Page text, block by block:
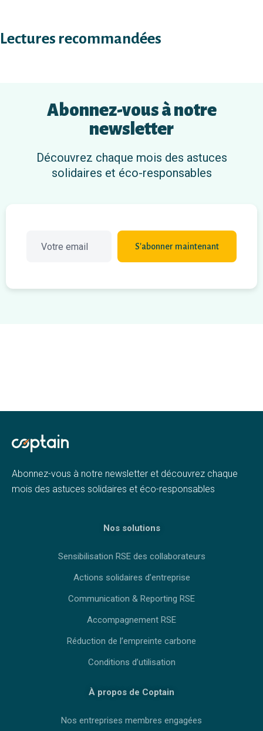
Lectures recommandées
Abonnez-vous à notre
newsletter
Découvrez chaque mois des astuces
solidaires et éco-responsables
S'abonner maintenant
Abonnez-vous à notre newsletter et découvrez chaque
mois des astuces solidaires et éco-responsables
Nos solutions
Sensibilisation RSE des collaborateurs
Actions solidaires d’entreprise
Communication & Reporting RSE
Accompagnement RSE
Réduction de l’empreinte carbone
Conditions d’utilisation
À propos de Coptain
Nos entreprises membres engagées